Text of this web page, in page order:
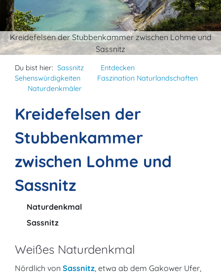
Kreidefelsen der Stubbenkammer zwischen Lohme und
Sassnitz
Du bist hier: Sassnitz
Entdecken
Sehenswürdigkeiten
Faszination Naturlandschaften
Naturdenkmäler
Kreidefelsen der
Stubbenkammer
zwischen Lohme und
Sassnitz
Naturdenkmal
Sassnitz
Weißes Naturdenkmal
Nördlich von Sassnitz, etwa ab dem Gakower Ufer,